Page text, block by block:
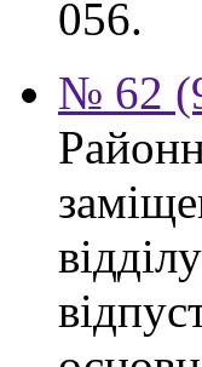
056.
№ 62